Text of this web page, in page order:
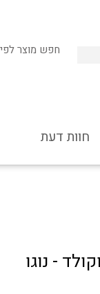
חוות דעת
- נוגו